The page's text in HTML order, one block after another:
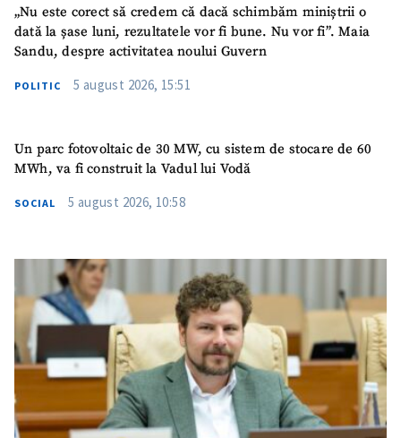
„Nu este corect să credem că dacă schimbăm miniștrii o
dată la șase luni, rezultatele vor fi bune. Nu vor fi”. Maia
Sandu, despre activitatea noului Guvern
POLITIC 5 august 2026, 15:51
Un parc fotovoltaic de 30 MW, cu sistem de stocare de 60
MWh, va fi construit la Vadul lui Vodă
SOCIAL 5 august 2026, 10:58